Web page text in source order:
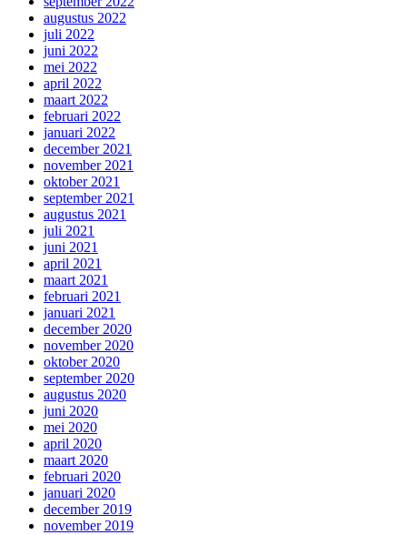
augustus 2022
juli 2022
juni 2022
mei 2022
april 2022
maart 2022
februari 2022
januari 2022
december 2021
november 2021
oktober 2021
september 2021
augustus 2021
juli 2021
juni 2021
april 2021
maart 2021
februari 2021
januari 2021
december 2020
november 2020
oktober 2020
september 2020
augustus 2020
juni 2020
mei 2020
april 2020
maart 2020
februari 2020
januari 2020
december 2019
november 2019